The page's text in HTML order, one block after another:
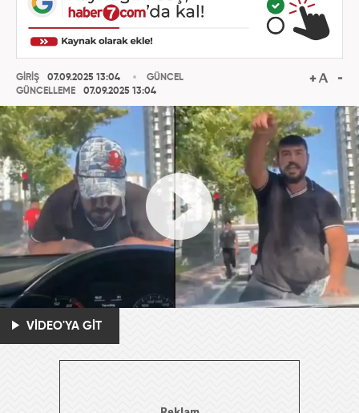
GİRİŞ
07.09.2025 13:04
GÜNCELLEME
07.09.2025 13:04
GÜNCEL
VİDEO'YA GİT